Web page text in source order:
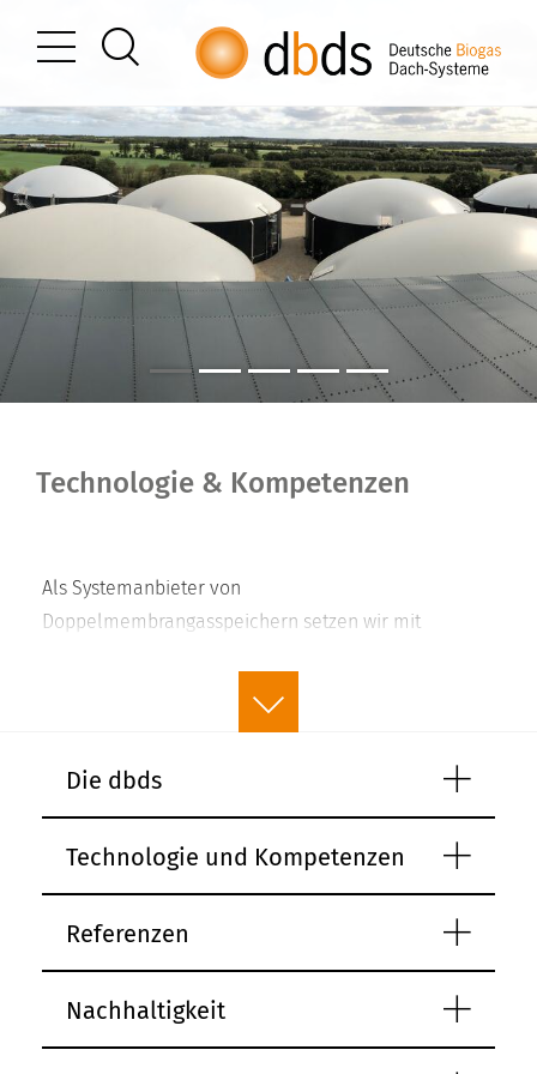
Technologie & Kompetenzen
Als Systemanbieter von
Doppelmembrangasspeichern setzen wir mit
beiden Werken in Düren, als auch den Einsatz
erstklassiger Befestigungs- und
Unterkonstruktionskomponenten sowie Sensorik,
Mess- und Stützlufttechnik.
Gemeinsam mit unseren langjährigen Lieferanten
und Partnern stehen wir für Beständig- und
Langlebigkeit unseres Produktes sowie die
individuell effizienteste Umsetzung.
Die dbds
Technologie und Kompetenzen
Referenzen
Nachhaltigkeit